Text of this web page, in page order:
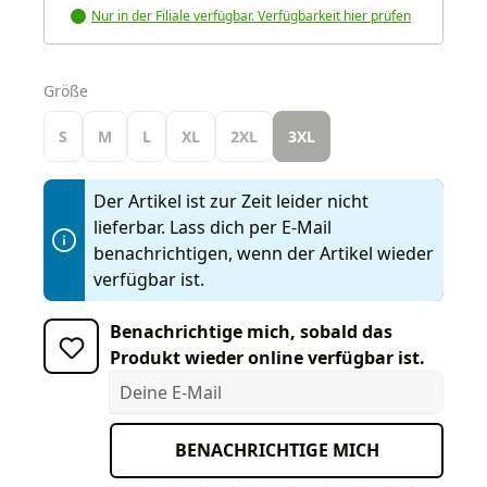
Nur in der Filiale verfügbar. Verfügbarkeit hier prüfen
Größe
S M L XL 2XL 3XL
Der Artikel ist zur Zeit leider nicht
lieferbar. Lass dich per E-Mail
benachrichtigen, wenn der Artikel wieder
verfügbar ist.
Benachrichtige mich, sobald das
Produkt wieder online verfügbar ist.
Deine E-Mail
BENACHRICHTIGE MICH